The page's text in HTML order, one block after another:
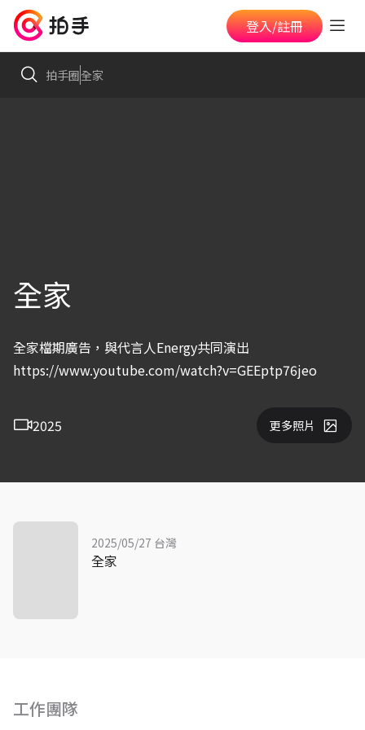
登入/註冊
拍手圈全家
全家
全家檔期廣告，與代言人Energy共同演出
https://www.youtube.com/watch?v=GEEptp76jeo
2025 更多照片
工作團隊
2025/05/27 台灣
全家